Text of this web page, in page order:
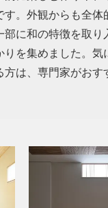
。外観からも全
に和の特徴を取
を集めました。
方は、専門家がお